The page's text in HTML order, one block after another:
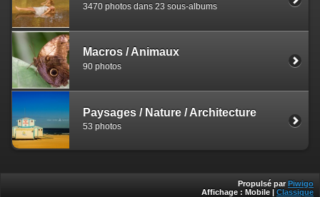
3470 photos dans 23 sous-albums
Macros / Animaux
90 photos
Paysages / Nature / Architecture
53 photos
Propulsé par Piwigo
Affichage : Mobile Classique